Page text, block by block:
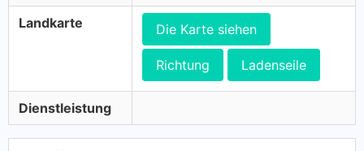
Landkarte Die Karte siehen
Richtung Ladenseile
Dienstleistung